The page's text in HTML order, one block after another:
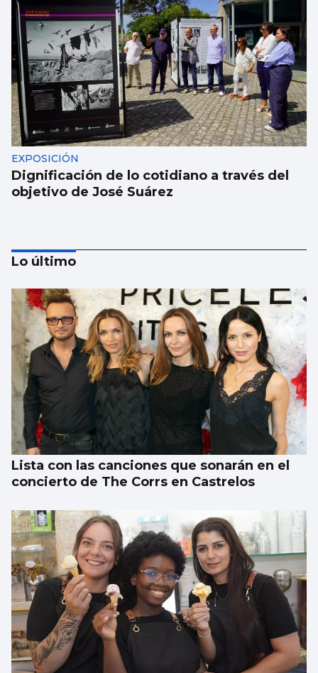
EXPOSICIÓN
Dignificación de lo cotidiano a través del
objetivo de José Suárez
MÚSICA
Lucas Paulano representará a España en
Eurovisión Junior 2026
Lo último
Lista con las canciones que sonarán en el
concierto de The Corrs en Castrelos